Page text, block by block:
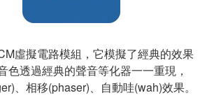
虛擬電路模組，它模擬了經典的效果
色透過經典的聲音等化器一一重現，
、相移(phaser)、自動哇(wah)效果。